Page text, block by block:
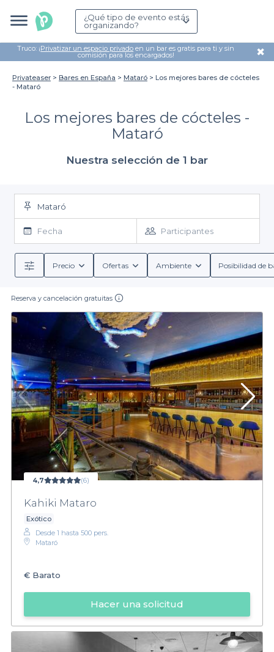
¿Qué tipo de evento estás
organizando?
Truco: ¡Privatizar un espacio privado en un bar es gratis para ti y sin
comisión para los encargados! ✖
Privateaser Bares en España Mataró
Los mejores bares de cócteles
- Mataró
Los mejores bares de cócteles -
Mataró
Nuestra selección de 1 bar
Mataró
Fecha Participantes
Precio Ofertas Ambiente Posibilidad de
Reserva y cancelación gratuitas
4,7 (6)
Kahiki Mataro
Exótico
Desde 1 hasta 500 pers.
Mataró
€ Barato
Hacer una solicitud